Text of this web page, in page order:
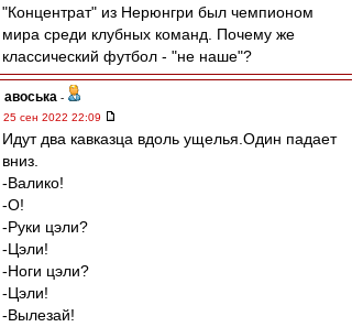
"Концентрат" из Нерюнгри был чемпионом
мира среди клубных команд. Почему же
классический футбол - "не наше"?
авоська -
25 сен 2022 22:09
Идут два кавказца вдоль ущелья.Один падает
вниз.
-Валико!
-О!
-Руки цэли?
-Цэли!
-Ноги цэли?
-Цэли!
-Вылезай!